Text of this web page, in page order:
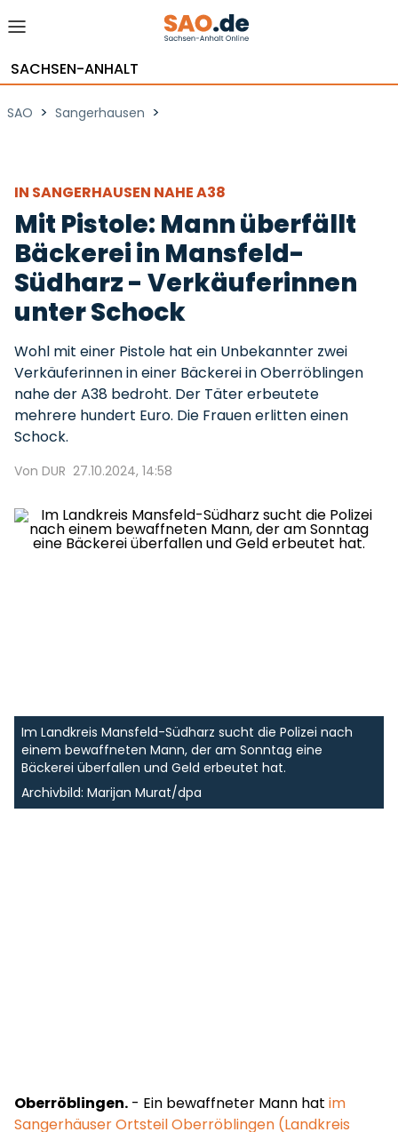
SACHSEN-ANHALT
SAO > Sangerhausen >
IN SANGERHAUSEN NAHE A38
Mit Pistole: Mann überfällt
Bäckerei in Mansfeld-
Südharz - Verkäuferinnen
unter Schock
Wohl mit einer Pistole hat ein Unbekannter zwei
Verkäuferinnen in einer Bäckerei in Oberröblingen
nahe der A38 bedroht. Der Täter erbeutete
mehrere hundert Euro. Die Frauen erlitten einen
Schock.
Von DUR 27.10.2024, 14:58
Im Landkreis Mansfeld-Südharz sucht die Polizei nach
einem bewaffneten Mann, der am Sonntag eine
Bäckerei überfallen und Geld erbeutet hat.
Archivbild: Marijan Murat/dpa
Oberröblingen. - Ein bewaffneter Mann hat im
Sangerhäuser Ortsteil Oberröblingen (Landkreis